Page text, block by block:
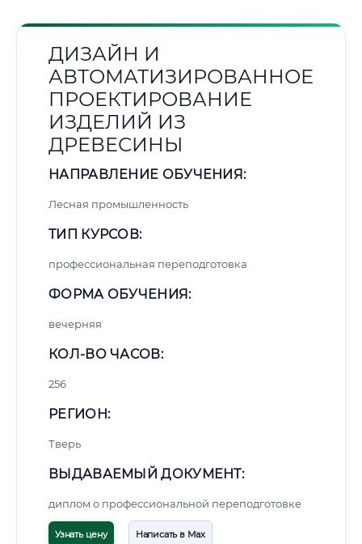
ДИЗАЙН И
АВТОМАТИЗИРОВАННОЕ
ПРОЕКТИРОВАНИЕ
ИЗДЕЛИЙ ИЗ
ДРЕВЕСИНЫ
НАПРАВЛЕНИЕ ОБУЧЕНИЯ:
Лесная промышленность
ТИП КУРСОВ:
профессиональная переподготовка
ФОРМА ОБУЧЕНИЯ:
вечерняя
КОЛ-ВО ЧАСОВ:
256
РЕГИОН:
Тверь
ВЫДАВАЕМЫЙ ДОКУМЕНТ:
диплом о профессиональной переподготовке
Узнать цену Написать в Max